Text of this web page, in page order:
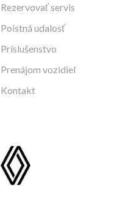
Rezervovať servis
Poistná udalosť
Príslušenstvo
Prenájom vozidiel
Kontakt